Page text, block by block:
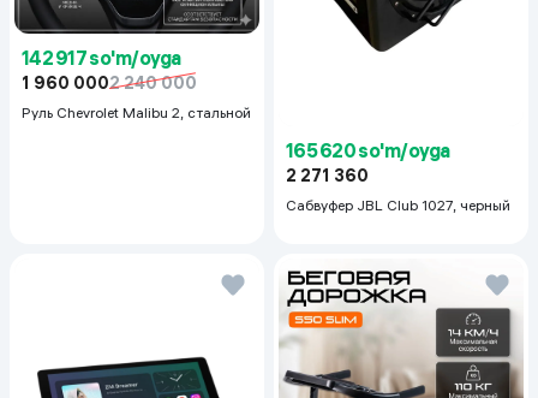
142 917 so'm/oyga
1 960 0002 240 000
Руль Chevrolet Malibu 2, cтальной
165 620 so'm/oyga
2 271 360
Сабвуфер JBL Club 1027, черный